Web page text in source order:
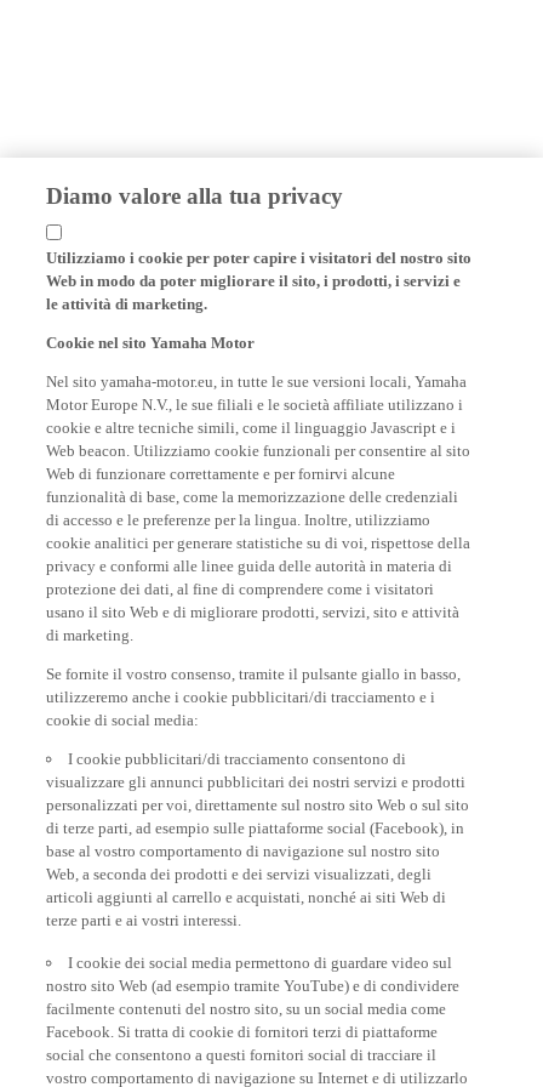
Diamo valore alla tua privacy
Web in modo da poter migliorare il sito, i prodotti, i servizi e
le attività di marketing.
Motor Europe N.V., le sue filiali e le società affiliate utilizzano i
cookie e altre tecniche simili, come il linguaggio Javascript e i
Web beacon. Utilizziamo cookie funzionali per consentire al sito
Web di funzionare correttamente e per fornirvi alcune
funzionalità di base, come la memorizzazione delle credenziali
di accesso e le preferenze per la lingua. Inoltre, utilizziamo
cookie analitici per generare statistiche su di voi, rispettose della
privacy e conformi alle linee guida delle autorità in materia di
protezione dei dati, al fine di comprendere come i visitatori
usano il sito Web e di migliorare prodotti, servizi, sito e attività
utilizzeremo anche i cookie pubblicitari/di tracciamento e i
visualizzare gli annunci pubblicitari dei nostri servizi e prodotti
personalizzati per voi, direttamente sul nostro sito Web o sul sito
di terze parti, ad esempio sulle piattaforme social (Facebook), in
base al vostro comportamento di navigazione sul nostro sito
Web, a seconda dei prodotti e dei servizi visualizzati, degli
articoli aggiunti al carrello e acquistati, nonché ai siti Web di
terze parti e ai vostri interessi.
nostro sito Web (ad esempio tramite YouTube) e di condividere
facilmente contenuti del nostro sito, su un social media come
Facebook. Si tratta di cookie di fornitori terzi di piattaforme
social che consentono a questi fornitori social di tracciare il
vostro comportamento di navigazione su Internet e di utilizzarlo